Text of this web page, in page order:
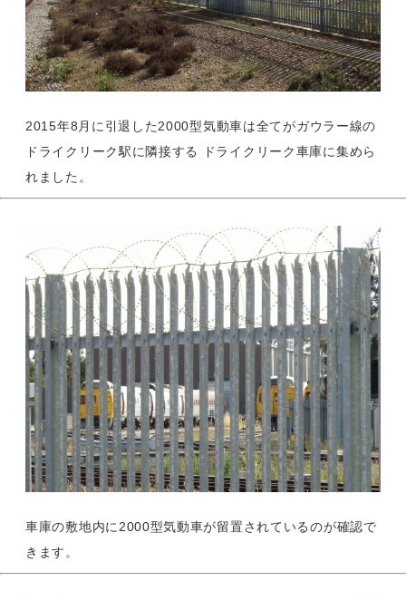
2015年8月に引退した2000型気動車は全てがガウラー線の
ドライクリーク駅に隣接する ドライクリーク車庫に集めら
れました。
車庫の敷地内に2000型気動車が留置されているのが確認で
きます。